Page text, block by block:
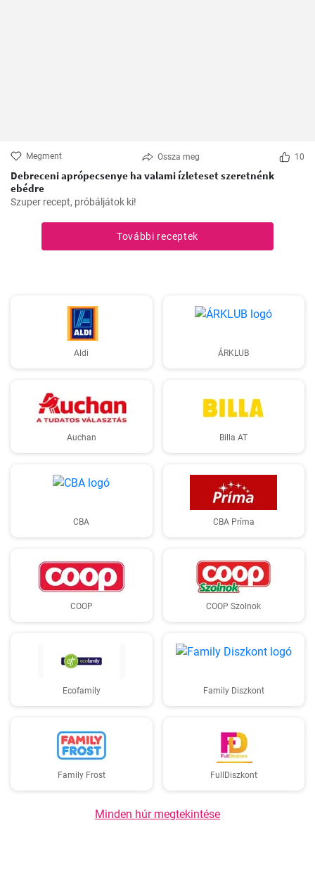
Megment Ossza meg 10
Debreceni aprópecsenye ha valami ízleteset szeretnénk
ebédre
Szuper recept, próbáljátok ki!
További receptek
Aldi ÁRKLUB
Auchan Billa AT
CBA CBA Príma
COOP COOP Szolnok
Ecofamily Family Diszkont
Family Frost FullDiszkont
Minden húr megtekintése